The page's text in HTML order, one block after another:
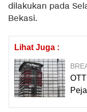
dilakukan pada
Bekasi.
Lihat Juga :